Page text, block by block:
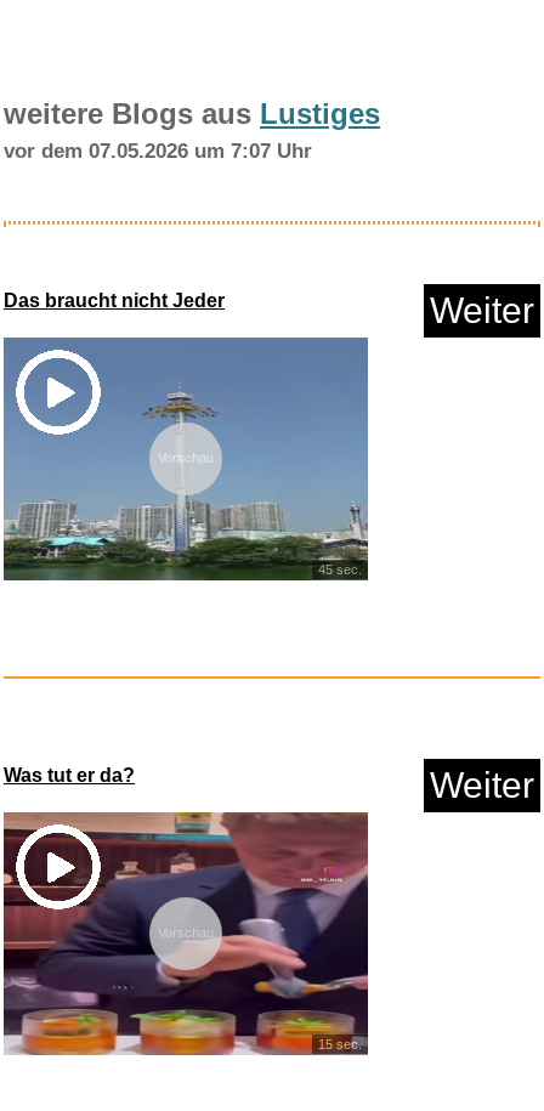
Anzeige
weitere Blogs aus Lustiges
vor dem 07.05.2026 um 7:07 Uhr
Das braucht nicht Jeder Weiter
Vorschau
45 sec.
Was tut er da? Weiter
Vorschau
15 sec.